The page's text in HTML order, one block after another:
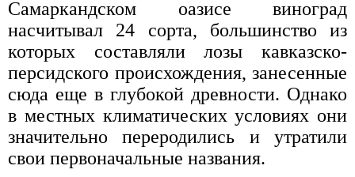
Самаркандском оазисе виноград
насчитывал 24 сорта, большинство из
которых составляли лозы кавказско-
персидского происхождения, занесенные
сюда еще в глубокой древности. Однако
в местных климатических условиях они
значительно переродились и утратили
свои первоначальные названия.